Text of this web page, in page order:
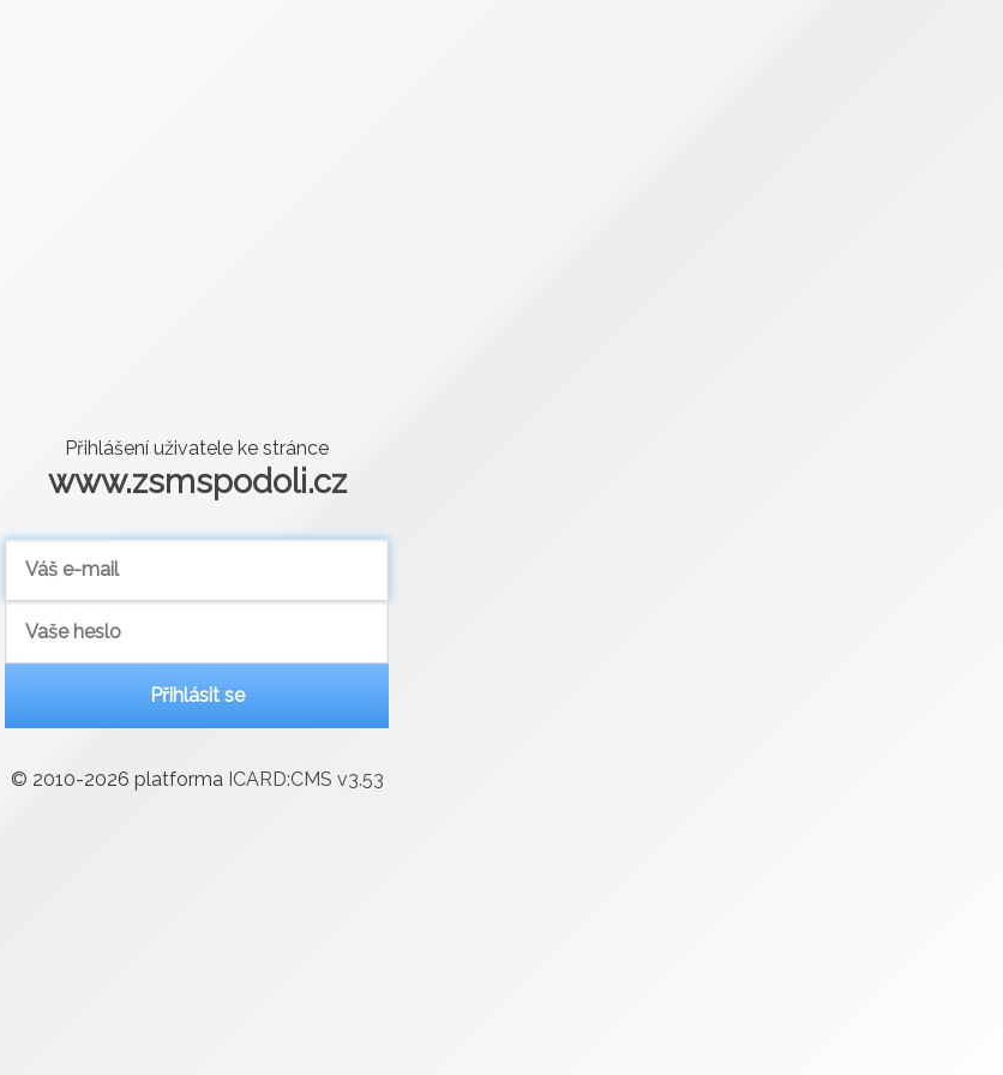
Přihlášení uživatele ke stránce
www.zsmspodoli.cz
Přihlásit se
© 2010-2026 platforma ICARD:CMS v3.53